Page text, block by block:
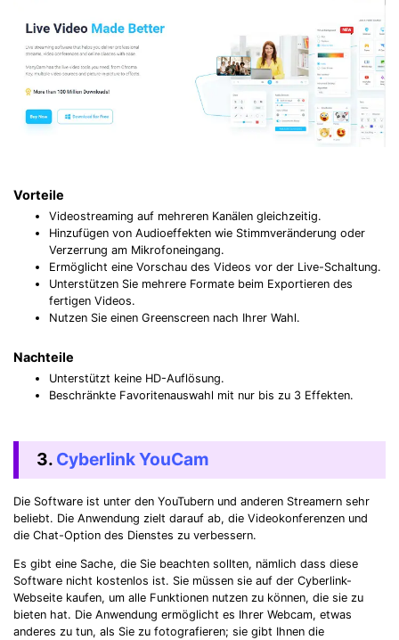
Vorteile
Videostreaming auf mehreren Kanälen gleichzeitig.
Hinzufügen von Audioeffekten wie Stimmveränderung oder
Verzerrung am Mikrofoneingang.
Ermöglicht eine Vorschau des Videos vor der Live-Schaltung.
Unterstützen Sie mehrere Formate beim Exportieren des
fertigen Videos.
Nutzen Sie einen Greenscreen nach Ihrer Wahl.
Nachteile
Unterstützt keine HD-Auflösung.
Beschränkte Favoritenauswahl mit nur bis zu 3 Effekten.
3. Cyberlink YouCam
Die Software ist unter den YouTubern und anderen Streamern sehr
beliebt. Die Anwendung zielt darauf ab, die Videokonferenzen und
die Chat-Option des Dienstes zu verbessern.
Es gibt eine Sache, die Sie beachten sollten, nämlich dass diese
Software nicht kostenlos ist. Sie müssen sie auf der Cyberlink-
Webseite kaufen, um alle Funktionen nutzen zu können, die sie zu
bieten hat. Die Anwendung ermöglicht es Ihrer Webcam, etwas
anderes zu tun, als Sie zu fotografieren; sie gibt Ihnen die